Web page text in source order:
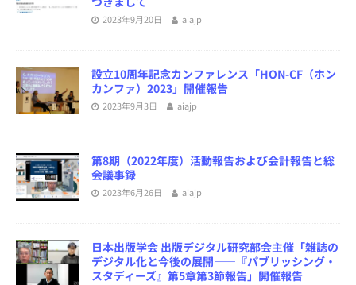
2023年9月20日 aiajp
設立10周年記念カンファレンス「HON-CF（ホン
カンファ）2023」開催報告
2023年9月3日 aiajp
第8期（2022年度）活動報告および会計報告と総
会議事録
2023年6月26日 aiajp
日本出版学会 出版デジタル研究部会主催「雑誌の
デジタル化と今後の展開――『パブリッシング・
スタディーズ』第5章第3節報告」開催報告